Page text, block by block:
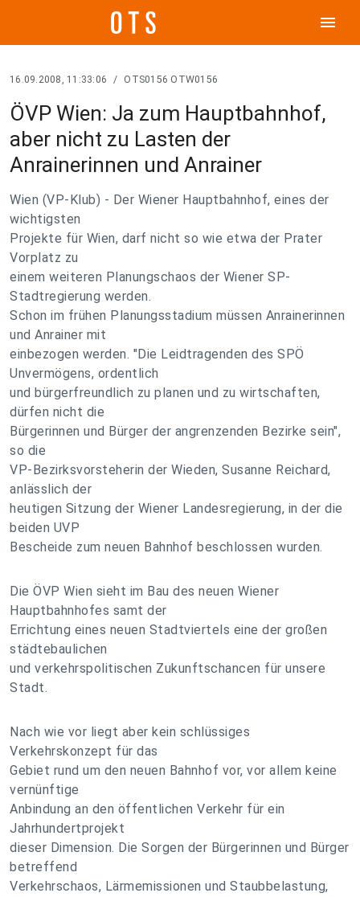
menu
16.09.2008, 11:33:06 / OTS0156 OTW0156
ÖVP Wien: Ja zum Hauptbahnhof,
aber nicht zu Lasten der
Anrainerinnen und Anrainer
Wien (VP-Klub) - Der Wiener Hauptbahnhof, eines der
wichtigsten
Projekte für Wien, darf nicht so wie etwa der Prater
Vorplatz zu
einem weiteren Planungschaos der Wiener SP-
Stadtregierung werden.
Schon im frühen Planungsstadium müssen Anrainerinnen
und Anrainer mit
einbezogen werden. "Die Leidtragenden des SPÖ
Unvermögens, ordentlich
und bürgerfreundlich zu planen und zu wirtschaften,
dürfen nicht die
Bürgerinnen und Bürger der angrenzenden Bezirke sein",
so die
VP-Bezirksvorsteherin der Wieden, Susanne Reichard,
anlässlich der
heutigen Sitzung der Wiener Landesregierung, in der die
beiden UVP
Bescheide zum neuen Bahnhof beschlossen wurden.
Die ÖVP Wien sieht im Bau des neuen Wiener
Hauptbahnhofes samt der
Errichtung eines neuen Stadtviertels eine der großen
städtebaulichen
und verkehrspolitischen Zukunftschancen für unsere
Stadt.
Nach wie vor liegt aber kein schlüssiges
Verkehrskonzept für das
Gebiet rund um den neuen Bahnhof vor, vor allem keine
vernünftige
Anbindung an den öffentlichen Verkehr für ein
Jahrhundertprojekt
dieser Dimension. Die Sorgen der Bürgerinnen und Bürger
betreffend
Verkehrschaos, Lärmemissionen und Staubbelastung,